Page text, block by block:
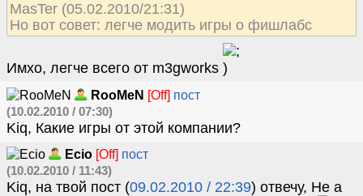
MasTer (05.02.2010/21:31)
Но вот совет: легче модить игры о фишлабс
Имхо, легче всего от m3gworks
RooMeN [Off] пост
(10.02.2010 / 07:30)
Kiq, Какие игры от этой компании?
Ecio [Off] пост
(10.02.2010 / 11:43)
Kiq, на твой пост (09.02.2010 / 22:39) отвечу, Не а